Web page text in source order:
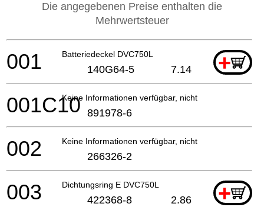
Die angegebenen Preise enthalten die
Mehrwertsteuer
Batteriedeckel DVC750L +
001 140G64-5 7.14
Keine Informationen verfügbar, nicht bestellbar
001C10 891978-6
Keine Informationen verfügbar, nicht bestellbar
002 266326-2
Dichtungsring E DVC750L +
003 422368-8 2.86